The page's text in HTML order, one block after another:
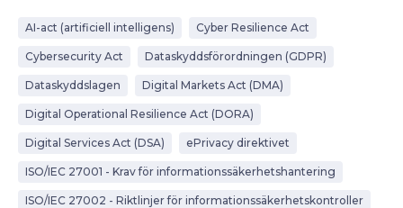
AI-act (artificiell intelligens) Cyber Resilience Act
Cybersecurity Act Dataskyddsförordningen (GDPR)
Dataskyddslagen Digital Markets Act (DMA)
Digital Operational Resilience Act (DORA)
Digital Services Act (DSA) ePrivacy direktivet
ISO/IEC 27001 - Krav för informationssäkerhetshantering
ISO/IEC 27002 - Riktlinjer för informationssäkerhetskontroller